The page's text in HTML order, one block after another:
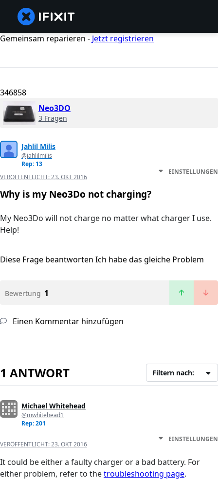
Gemeinsam reparieren - Jetzt registrieren
346858
Neo3DO
3 Fragen
Jahlil Milis
@jahlilmilis
Rep: 13
VERÖFFENTLICHT:23. OKT 2016
EINSTELLUNGEN
Why is my Neo3Do not charging?
My Neo3Do will not charge no matter what charger I use.
Help!
Diese Frage beantworten Ich habe das gleiche Problem
Bewertung 1
Einen Kommentar hinzufügen
1 ANTWORT Filtern nach:
Michael Whitehead
@mwhitehead1
Rep: 201
VERÖFFENTLICHT:23. OKT 2016
EINSTELLUNGEN
It could be either a faulty charger or a bad battery. For
either problem, refer to thetroubleshooting page.